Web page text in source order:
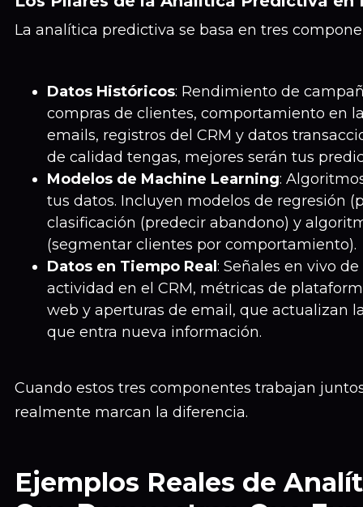
La analítica predictiva se basa en tres
Datos Históricos: Rendimiento de
compras de clientes, comportamiento en
emails, registros del CRM y datos
de calidad tengas, mejores serán tus
Modelos de Machine Learning:
tus datos. Incluyen modelos de regresión
clasificación (predecir abandono) y
(segmentar clientes por comportamiento).
Datos en Tiempo Real : Señales en vivo
actividad en el CRM, métricas de
web y aperturas de email, que actualizan
que entra nueva información.
Cuando estos tres componentes trabajan
realmente marcan la diferencia.
Ejemplos Reales de